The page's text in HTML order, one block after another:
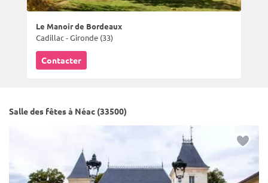
Le Manoir de Bordeaux
Cadillac - Gironde (33)
Contacter
Salle des fêtes à Néac (33500)